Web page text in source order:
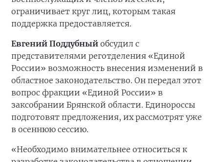
ограничивает круг лиц, которым такая
поддержка предоставляется.
Евгений Поддубный обсудил с
представителями реготделения «Единой
России» возможность внесения изменений в
областное законодательство. Он передал этот
вопрос фракции «Единой России» в
заксобрании Брянской области. Единороссы
подготовят предложения, их рассмотрят уже
в осеннюю сессию.
«Необходимо внимательнее относиться к